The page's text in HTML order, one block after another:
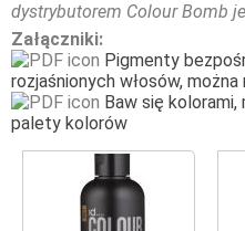
dystrybutorem Colour Bomb
Załączniki:
Pigmenty
rozjaśnionych włosów,
Baw się
palety kolorów